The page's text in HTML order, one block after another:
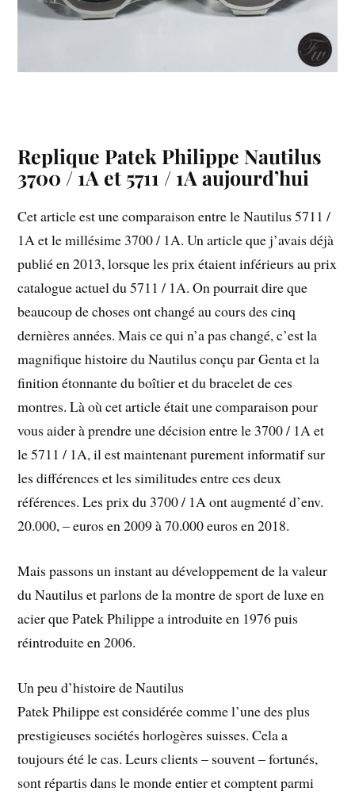
Replique Patek Philippe Nautilus
3700 / 1A et 5711 / 1A aujourd’hui
Cet article est une comparaison entre le Nautilus 5711 /
1A et le millésime 3700 / 1A. Un article que j’avais déjà
publié en 2013, lorsque les prix étaient inférieurs au prix
catalogue actuel du 5711 / 1A. On pourrait dire que
beaucoup de choses ont changé au cours des cinq
dernières années. Mais ce qui n’a pas changé, c’est la
magnifique histoire du Nautilus conçu par Genta et la
finition étonnante du boîtier et du bracelet de ces
montres. Là où cet article était une comparaison pour
vous aider à prendre une décision entre le 3700 / 1A et
le 5711 / 1A, il est maintenant purement informatif sur
les différences et les similitudes entre ces deux
références. Les prix du 3700 / 1A ont augmenté d’env.
20.000, – euros en 2009 à 70.000 euros en 2018.
Mais passons un instant au développement de la valeur
du Nautilus et parlons de la montre de sport de luxe en
acier que Patek Philippe a introduite en 1976 puis
réintroduite en 2006.
Un peu d’histoire de Nautilus
Patek Philippe est considérée comme l’une des plus
prestigieuses sociétés horlogères suisses. Cela a
toujours été le cas. Leurs clients – souvent – fortunés,
sont répartis dans le monde entier et comptent parmi